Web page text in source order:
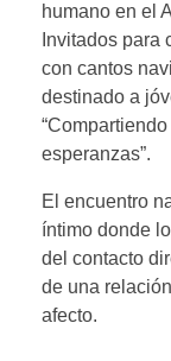
humano en el
Invitados para
con cantos
destinado a
esperanzas”.
El encuentro
íntimo donde
del contacto
de una
afecto.